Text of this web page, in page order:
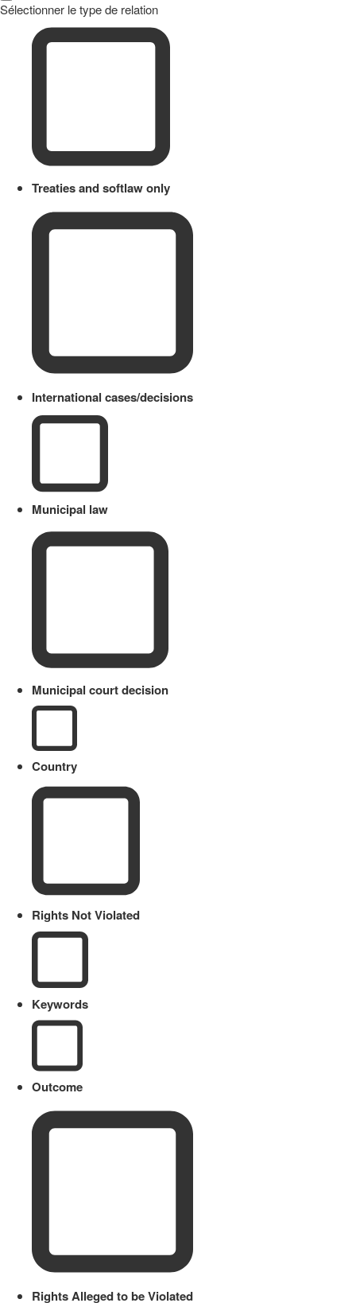
Sélectionner le type de relation
Treaties and softlaw only
International cases/decisions
Municipal law
Municipal court decision
Country
Rights Not Violated
Keywords
Outcome
Rights Alleged to be Violated